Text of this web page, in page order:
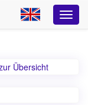
Übersicht